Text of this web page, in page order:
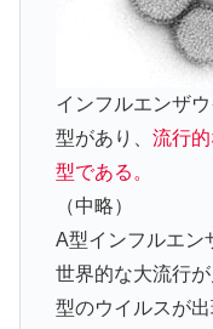
インフルエンザ
型があり、 流行
型である。
（中略）
A型インフルエン
世界的な大流行
型のウイルスが